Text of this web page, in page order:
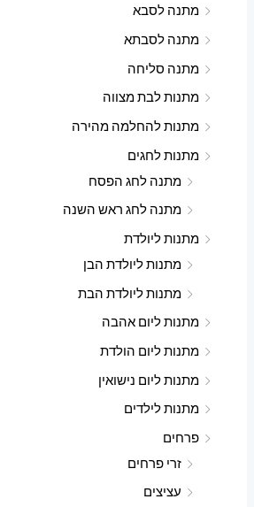
מתנה לסבא
מתנה לסבתא
מתנה סליחה
מתנות לבת מצווה
מתנות להחלמה מהירה
מתנות לחגים
מתנה לחג הפסח
מתנה לחג ראש השנה
מתנות ליולדת
מתנות ליולדת הבן
מתנות ליולדת הבת
מתנות ליום אהבה
מתנות ליום הולדת
מתנות ליום נישואין
מתנות לילדים
פרחים
זרי פרחים
עציצים